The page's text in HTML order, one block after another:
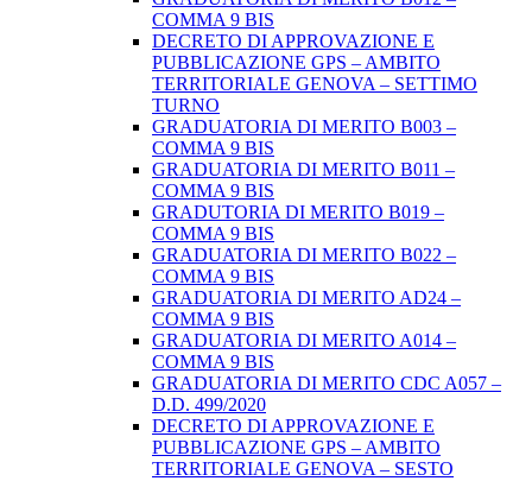
COMMA 9 BIS
DECRETO DI APPROVAZIONE E
PUBBLICAZIONE GPS – AMBITO
TERRITORIALE GENOVA – SETTIMO
TURNO
GRADUATORIA DI MERITO B003 –
COMMA 9 BIS
GRADUATORIA DI MERITO B011 –
COMMA 9 BIS
GRADUTORIA DI MERITO B019 –
COMMA 9 BIS
GRADUATORIA DI MERITO B022 –
COMMA 9 BIS
GRADUATORIA DI MERITO AD24 –
COMMA 9 BIS
GRADUATORIA DI MERITO A014 –
COMMA 9 BIS
GRADUATORIA DI MERITO CDC A057 –
D.D. 499/2020
DECRETO DI APPROVAZIONE E
PUBBLICAZIONE GPS – AMBITO
TERRITORIALE GENOVA – SESTO